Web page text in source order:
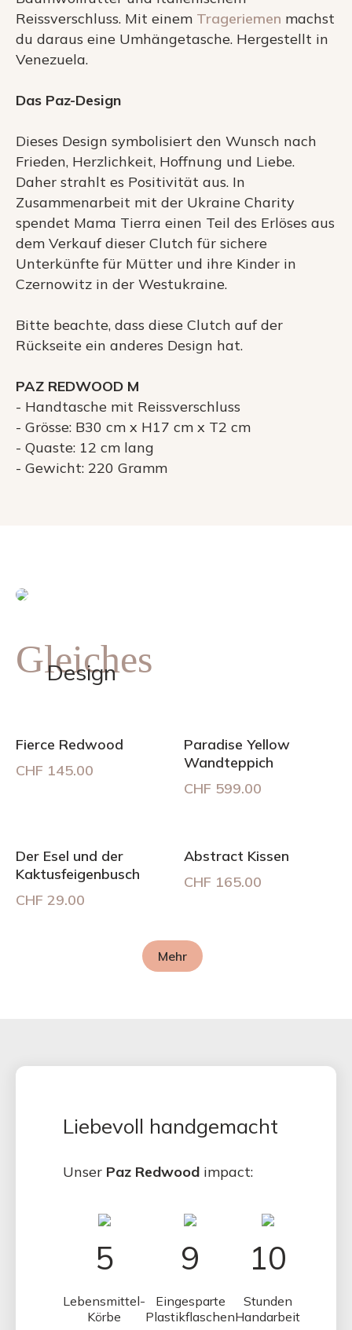
Reissverschluss. Mit einem Trageriemen machst
du daraus eine Umhängetasche. Hergestellt in
Venezuela.
Das Paz-Design
Dieses Design symbolisiert den Wunsch nach
Frieden, Herzlichkeit, Hoffnung und Liebe.
Daher strahlt es Positivität aus. In
Zusammenarbeit mit der Ukraine Charity
spendet Mama Tierra einen Teil des Erlöses aus
dem Verkauf dieser Clutch für sichere
Unterkünfte für Mütter und ihre Kinder in
Czernowitz in der Westukraine.
Bitte beachte, dass diese Clutch auf der
Rückseite ein anderes Design hat.
PAZ REDWOOD M
- Handtasche mit Reissverschluss
- Grösse: B30 cm x H17 cm x T2 cm
- Quaste: 12 cm lang
- Gewicht: 220 Gramm
Gleiches
Design
Fierce Redwood
CHF 145.00
Paradise Yellow
Wandteppich
CHF 599.00
Der Esel und der
Kaktusfeigenbusch
CHF 29.00
Abstract Kissen
CHF 165.00
Mehr
Liebevoll handgemacht
Unser Paz Redwood impact:
5
Lebensmittel-
Körbe
9
Eingesparte
Plastikflaschen
10
Stunden
Handarbeit